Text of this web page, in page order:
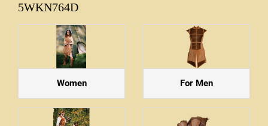
5WKN764D
Women For Men